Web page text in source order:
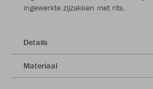
ingewerkte zijzakken met rits.
Details
Materiaal